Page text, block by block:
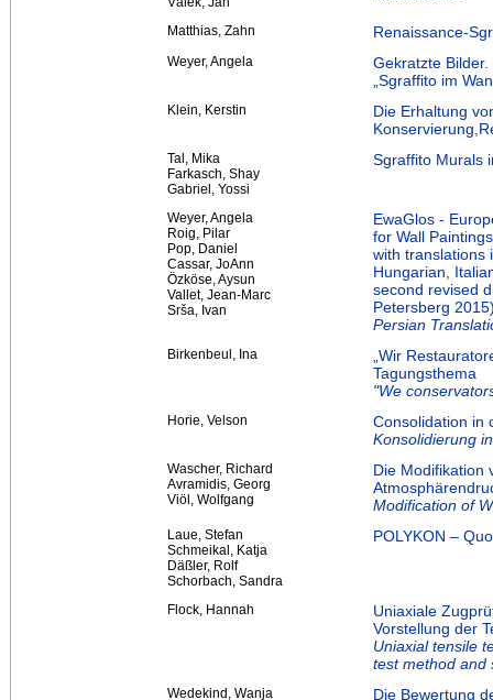
Matthias, Zahn Renaissance-
Weyer, Angela
Gekratzte
„Sgraffito im
Klein, Kerstin
Die Erhaltung
Tal, Mika
Farkasch, Shay
Gabriel, Yossi
Sgraffito Murals
Weyer, Angela
Roig, Pilar
Pop, Daniel
Cassar, JoAnn
Özköse, Aysun
Vallet, Jean-Marc
Srša, Ivan
EwaGlos -
for Wall
with translations
Hungarian,
second revised
Petersberg
Persian
Birkenbeul, Ina
„Wir
Tagungsthema
"We
Horie, Velson
Consolidation in
Konsolidierung
Wascher, Richard
Avramidis, Georg
Viöl, Wolfgang
Die Modifikation
Modification of
Laue, Stefan
Schmeikal, Katja
Däßler, Rolf
Schorbach, Sandra
POLYKON –
Flock, Hannah
Uniaxiale
Vorstellung der
Uniaxial tensile
test method and
Wedekind, Wanja Die Bewertung